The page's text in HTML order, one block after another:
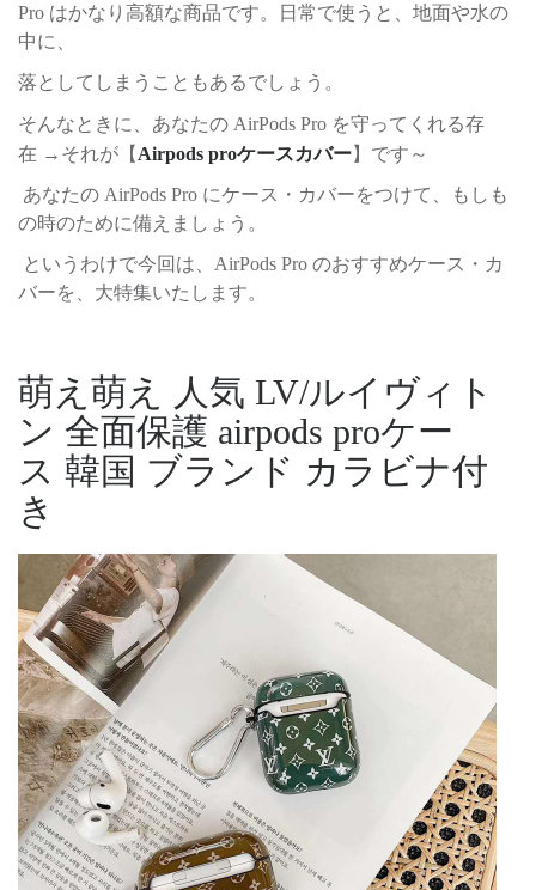
Pro はかなり高額な商品です。日常で使うと、地面や水の
中に、
落としてしまうこともあるでしょう。
そんなときに、あなたの AirPods Pro を守ってくれる存
在 → それが【 Airpods proケースカバー】です～
あなたの AirPods Pro にケース・カバーをつけて、もしも
の時のために備えましょう。
というわけで今回は、AirPods Pro のおすすめケース・カ
バーを、大特集いたします。
萌え萌え 人気 LV/ルイヴィト
ン 全面保護 airpods proケー
ス 韓国 ブランド カラビナ付
き